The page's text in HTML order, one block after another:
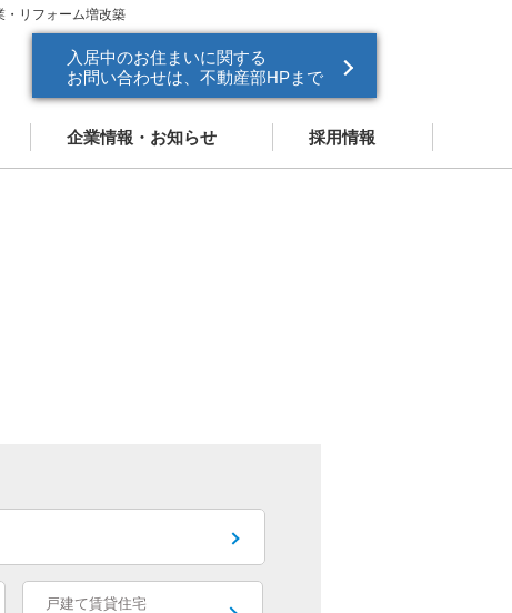
・リフォーム増改築
入居中のお住まいに関する
お問い合わせは、不動産部HPまで
企業情報・お知らせ
企業情報
採用情報
戸建て賃貸住宅